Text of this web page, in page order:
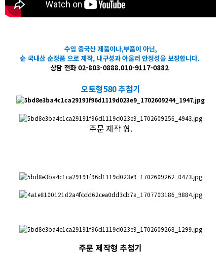
수입 중국산 제품이나,부품이 아닌,
순 국내산 순정품 으로 제작, 내구성과 아울러 안정성을 보장합니다.
​상담 전화 02-803-0888.010-9117-0882
오토형580 추첨기
주문 제작 형.
주문 제작형 추첨기